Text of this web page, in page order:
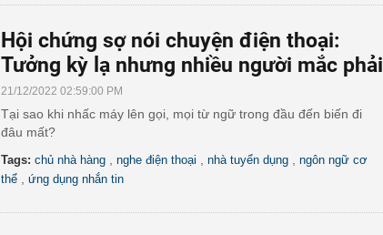
Hội chứng sợ nói chuyện điện thoại:
Tưởng kỳ lạ nhưng nhiều người mắc phải
21/12/2022 02:59:00 PM
Tại sao khi nhấc máy lên gọi, mọi từ ngữ trong đầu đến biến đi
đâu mất?
Tags: chủ nhà hàng nghe điện thoại nhà tuyển dụng
ngôn ngữ cơ
thể
ứng dụng nhắn tin